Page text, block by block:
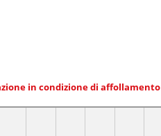
in condizione di affollamento